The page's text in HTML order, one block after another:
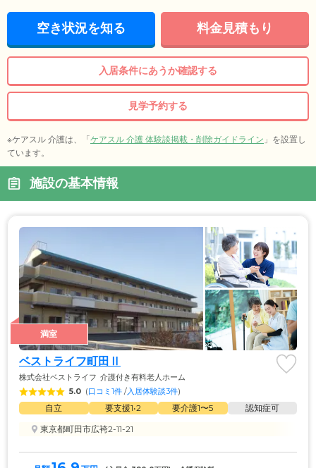
空き状況を知る 料金見積もり
入居条件にあうか確認する
見学予約する
※ケアスル 介護は、「ケアスル 介護 体験談掲載・削除ガイドライン 」を設置し
ています。
施設の基本情報
満室
ベストライフ町田Ⅱ
株式会社ベストライフ 介護付き有料老人ホーム
5.0 (口コミ1件 /入居体験談3件)
自立 要支援1•2 要介護1〜5
認知症可
東京都町田市広袴2-11-21